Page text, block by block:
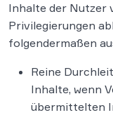
Inhalte der Nutzer
Privilegierungen
folgendermaßen
Reine
Inhalte, wenn
übermittelten